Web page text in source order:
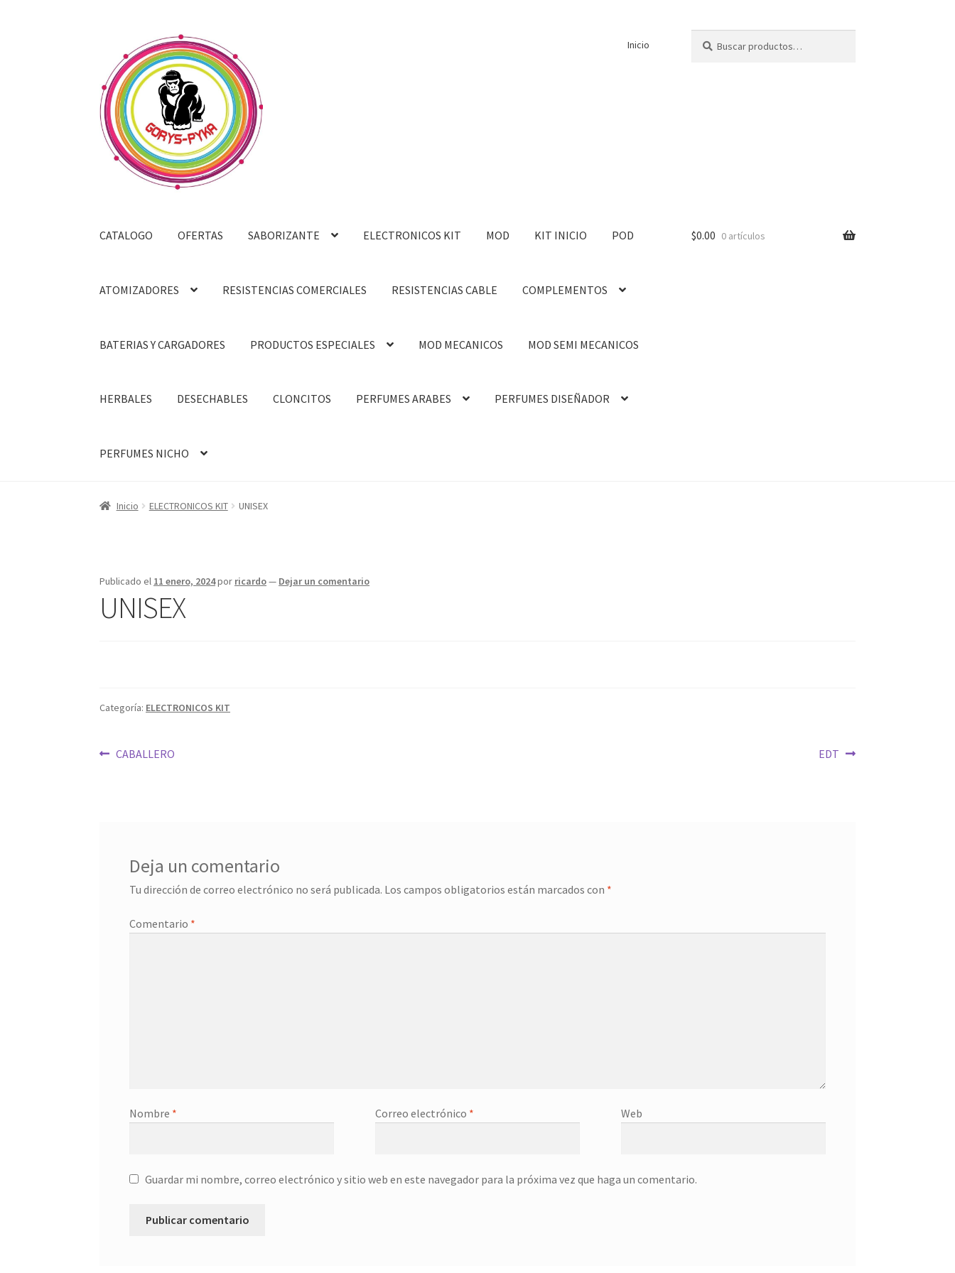
navegación
contenido
Inicio
por:
CATALOGO OFERTAS SABORIZANTE ELECTRONICOS KIT MOD KIT INICIO POD
ATOMIZADORES RESISTENCIAS COMERCIALES RESISTENCIAS CABLE COMPLEMENTOS
BATERIAS Y CARGADORES PRODUCTOS ESPECIALES MOD MECANICOS MOD SEMI MECANICOS
HERBALES DESECHABLES CLONCITOS PERFUMES ARABES PERFUMES DISEÑADOR
PERFUMES NICHO
$0.00 0 artículos
Inicio ELECTRONICOS KIT UNISEX
Publicado el 11 enero, 2024por ricardo— Dejar un comentario
UNISEX
Categoría: ELECTRONICOS KIT
Navegación
Entrada
CABALLERO
Siguiente
EDT
Deja un comentario
Tu dirección de correo electrónico no será publicada. Los campos obligatorios están marcados con *
Comentario *
Nombre * Correo electrónico * Web
Guardar mi nombre, correo electrónico y sitio web en este navegador para la próxima vez que haga un comentario.